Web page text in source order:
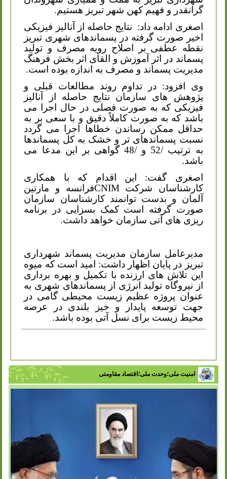
گرانقدر و فهیم کهن شهر تبریز هستیم.
اصغری ادامه داد: نتایج حاصله از آنالیز فیزیکی
اخیر صورت گرفته در پسماندهای شهری تبریز
نقطه عطفی بر اصلاح رویه مصرف و تولید
پسماند در اثر آموزش و القای اثر بخش فرهنگ
مدیریت پسماند و مصرف به اندازه بوده است.
وی افزود: در تداوم روند مطالعات قبلی و
پژوهش های سازمان نتایج حاصله از آنالیز
فیزیکی که به صورت فصلی در حال اجرا می
باشد که به صورت کاملاً دقیق و با سعی بر به
حداقل ممکن رساندن خطاها اجرا می گردد
نسبت پسماندهای تر و خشک به کل پسماندها
به ترتیب /52 و /48 گواهی بر این مدعا می
باشد.
اصغری گفت: این اقدام که با همکاری
کارشناسان شرکتCNIMفرانسه و مارتین
آلمان و بدست توانمند کارشناسان سازمان
صورت گرفته است کمک بسزایی در برنامه
ریزی های آتی سازمان خواهد داشت.
مدیرعامل سازمان مدیریت پسماند شهرداری
تبریز در پایان اظهار داشت: امید است که میوه
این تلاش های ارزنده با تکمیل و بهره برداری
از نیروگاه تولید انرژی از پسماندهای شهری به
عنوان پروژه عظیم زیست محیطی گامی در
جهت توسعه پایدار و خیز بلندی در عرصه
محیط زیست برای نسل آتی بوده باشد.
امنیت ملی؛وحدت ملی؛اقتصاد مقاومتی